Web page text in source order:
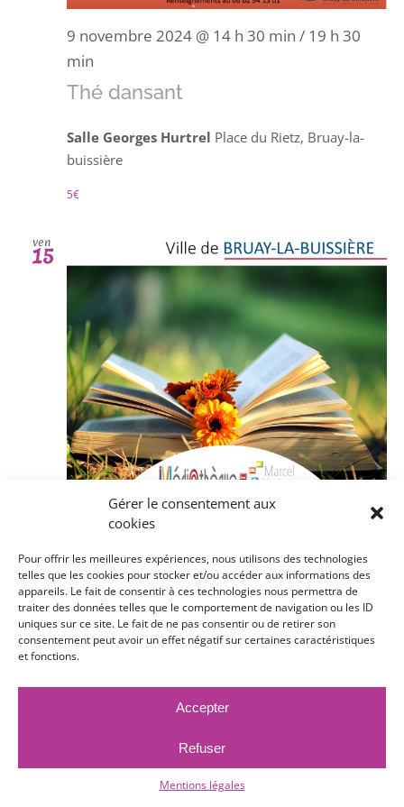
Gérer le consentement aux
cookies
Pour offrir les meilleures expériences, nous utilisons des technologies
telles que les cookies pour stocker et/ou accéder aux informations des
appareils. Le fait de consentir à ces technologies nous permettra de
traiter des données telles que le comportement de navigation ou les ID
uniques sur ce site. Le fait de ne pas consentir ou de retirer son
consentement peut avoir un effet négatif sur certaines caractéristiques
et fonctions.
Accepter
Refuser
Mentions légales
9 novembre 2024 @ 14 h 30 min / 19 h 30
min
Thé dansant
Salle Georges Hurtrel Place du Rietz, Bruay-la-
buissière
5€
ven
15
décembre 2024 @ 18 h 00 min
Club lecture